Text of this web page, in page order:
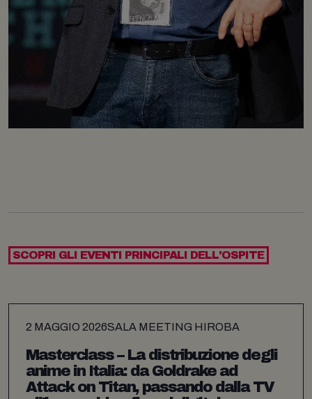
SCOPRI GLI EVENTI PRINCIPALI DELL'OSPITE
2 MAGGIO 2026SALA MEETING HIROBA
Masterclass – La distribuzione degli
anime in Italia: da Goldrake ad
Attack on Titan, passando dalla TV